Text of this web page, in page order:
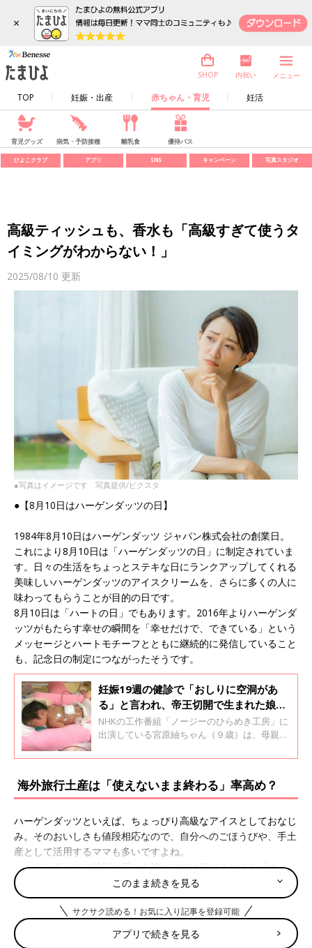
×
TOP 妊娠・出産 赤ちゃん・育児 妊活
SHOP 内祝い メニュー
育児グッズ 病気・予防接種 離乳食 優待パス
ひよこクラブ アプリ SNS キャンペーン 写真スタジオ
高級ティッシュも、香水も「高級すぎて使うタ
イミングがわからない！」
2025/08/10 更新
●写真はイメージです 写真提供/ピクスタ
●【8月10日はハーゲンダッツの日】
1984年8月10日はハーゲンダッツ ジャパン株式会社の創業日。
これにより8月10日は「ハーゲンダッツの日」に制定されていま
す。日々の生活をちょっとステキな日にランクアップしてくれる
美味しいハーゲンダッツのアイスクリームを、さらに多くの人に
味わってもらうことが目的の日です。
8月10日は「ハートの日」でもあります。2016年よりハーゲンダ
ッツがもたらす幸せの瞬間を「幸せだけで、できている」という
メッセージとハートモチーフとともに継続的に発信していること
も、記念日の制定につながったそうです。
妊娠19週の健診で「おしりに空洞があ
る」と言われ、帝王切開で生まれた娘の
背中には600gのこぶが･･･。「ごめん
ね」と涙がとまらない【二分脊椎・体験
NHKの工作番組「ノージーのひらめき工房」に
出演している宮原紬ちゃん（９歳）は、母親の
ぶんせきつい）と診断されました。紬ちゃんに
ゃんの妊娠中から9歳（小学校3年生）になった
今に至るまでのことを聞きました。全3回のイ
ンタビューの1回目です。
海外旅行土産は「使えないまま終わる」率高め？
ハーゲンダッツといえば、ちょっぴり高級なアイスとしておなじ
み。そのおいしさも値段相応なので、自分へのごほうびや、手土
産として活用するママも多いですよね。
ハーゲンダッツに特別な思いを持つママは口コミサイト『ウィメ
ンズパーク』にもたくさんいるようです！
「贅沢だけどアイスを食べるならハーゲンダッツと決めてます。
安売りしてる日に買いますが」
このまま続きを見る
サクサク読める！お気に入り記事を登録可能
アプリで続きを見る